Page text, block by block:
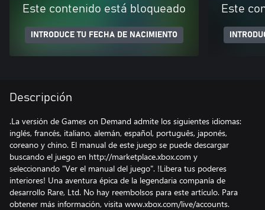
Este contenido está bloqueado
INTRODUCE TU FECHA DE NACIMIENTO
Este
Descripción
.La versión de Games on Demand admite los siguientes idiomas:
inglés, francés, italiano, alemán, español, português, japonés,
coreano y chino. El manual de este juego se puede descargar
buscando el juego en http://marketplace.xbox.com y
seleccionando "Ver el manual del juego". !Libera tus poderes
interiores! Una aventura épica de la legendaria companía de
desarrollo Rare, Ltd. No hay reembolsos para este artículo. Para
obtener más información, visita www.xbox.com/live/accounts.